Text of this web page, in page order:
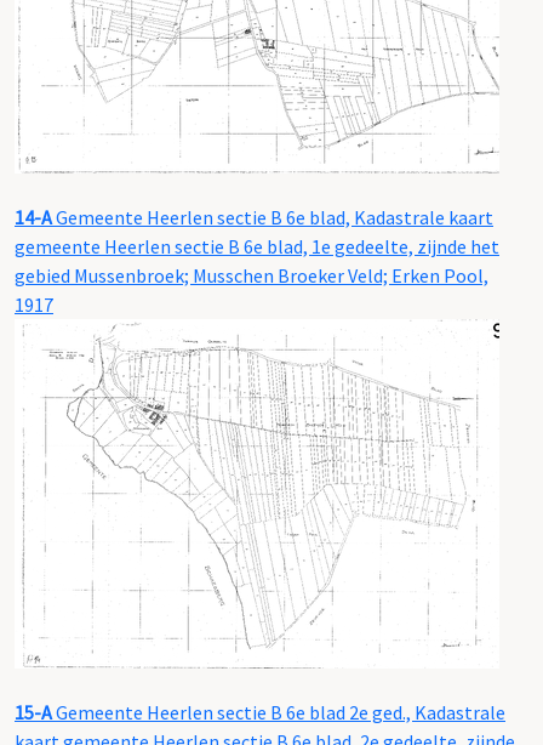
14-AGemeente Heerlen sectie B 6e blad, Kadastrale kaart
gemeente Heerlen sectie B 6e blad, 1e gedeelte, zijnde het
gebied Mussenbroek; Musschen Broeker Veld; Erken Pool,
1917
15-AGemeente Heerlen sectie B 6e blad 2e ged., Kadastrale